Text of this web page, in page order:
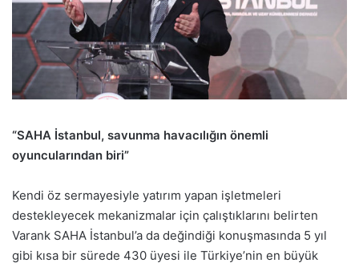
“SAHA İstanbul, savunma havacılığın önemli
oyuncularından biri”
Kendi öz sermayesiyle yatırım yapan işletmeleri
destekleyecek mekanizmalar için çalıştıklarını belirten
Varank SAHA İstanbul’a da değindiği konuşmasında 5 yıl
gibi kısa bir sürede 430 üyesi ile Türkiye’nin en büyük